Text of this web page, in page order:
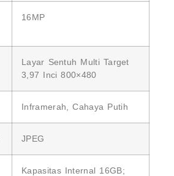
16MP
Layar Sentuh Multi Target
3,97 Inci 800×480
Inframerah, Cahaya Putih
JPEG
Kapasitas Internal 16GB;